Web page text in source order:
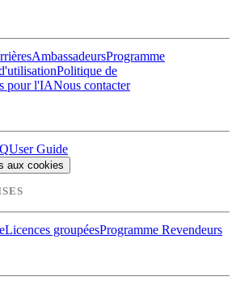
AmbassadeursProgramme
Politique de
pour l'IANous contacter
User Guide
aux cookies
Licences groupéesProgramme Revendeurs